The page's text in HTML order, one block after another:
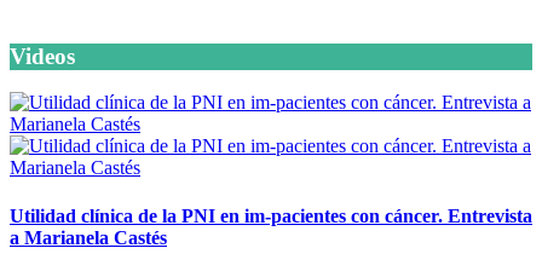
Videos
Utilidad clínica de la PNI en im-pacientes con cáncer. Entrevista
a Marianela Castés